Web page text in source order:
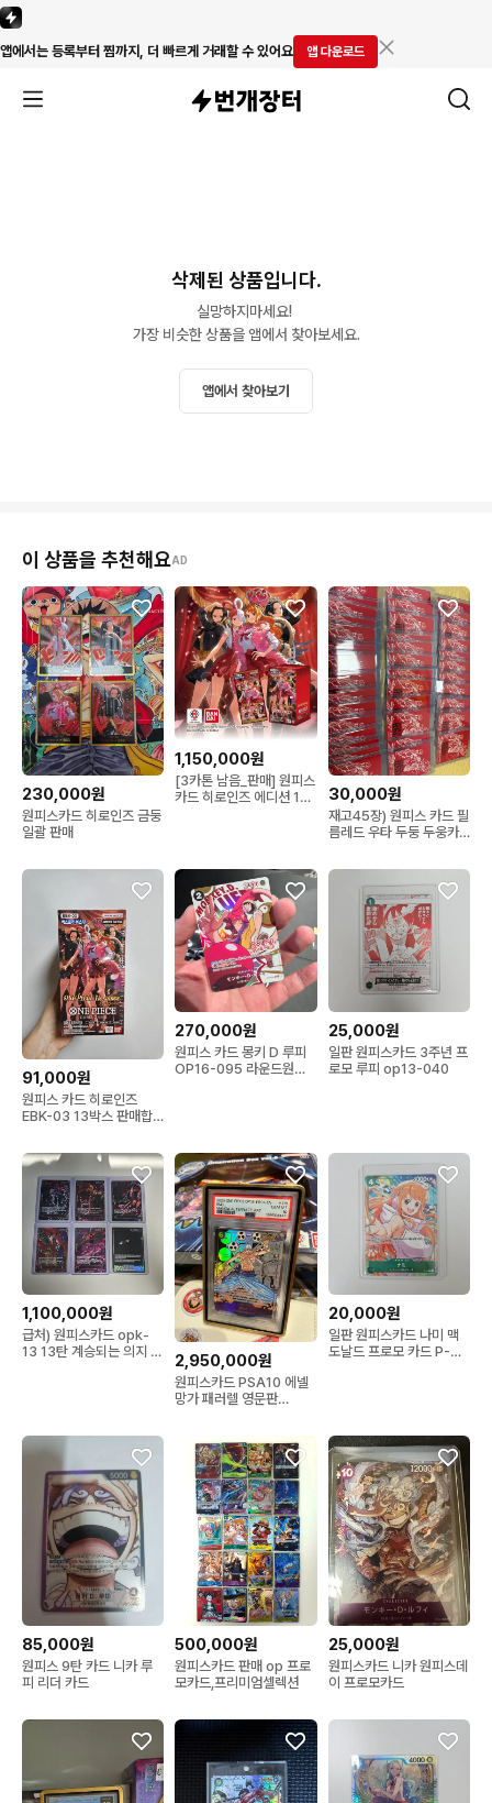
앱에서는 등록부터 찜까지, 더 빠르게 거래할 수 있어요 앱 다운로드
삭제된 상품입니다.
실망하지마세요!
가장 비슷한 상품을 앱에서 찾아보세요.
앱에서 찾아보기
이 상품을 추천해요AD
230,000원
원피스카드 히로인즈 금둥
일괄 판매
1,150,000원
[3카톤 남음_판매] 원피스
카드 히로인즈 에디션 1카
30,000원
재고45장) 원피스 카드 필
름레드 우타 두둥 두웅카
91,000원
원피스 카드 히로인즈
EBK-03 13박스 판매합
270,000원
원피스 카드 몽키 D 루피
OP16-095 라운드원루
25,000원
일판 원피스카드 3주년 프
로모 루피 op13-040
1,100,000원
급처) 원피스카드 opk-
13 13탄 계승되는 의지 오
2,950,000원
원피스카드 PSA10 에넬
망가 패러렐 영문판
20,000원
일판 원피스카드 나미 맥
도날드 프로모 카드 P-
85,000원
원피스 9탄 카드 니카 루
피 리더 카드
500,000원
원피스카드 판매 op 프로
모카드,프리미엄셀렉션
25,000원
원피스카드 니카 원피스데
이 프로모카드